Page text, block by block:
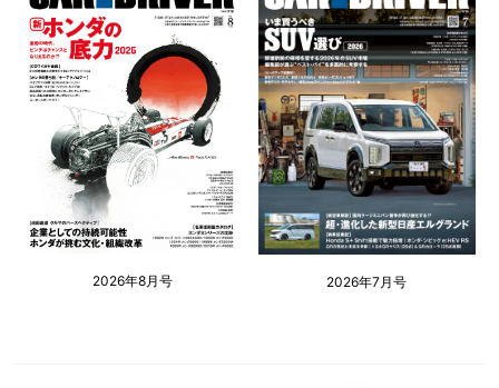
2026年8月号 2026年7月号